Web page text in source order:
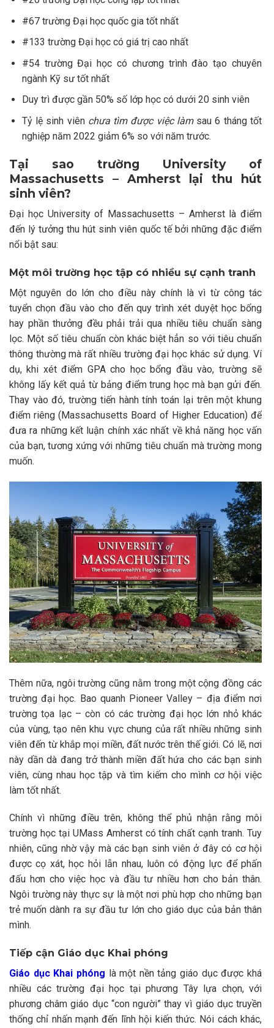
#67 trường Đại học quốc gia tốt nhất
#133 trường Đại học có giá trị cao nhất
#54 trường Đại học có chương trình đào tạo chuyên
ngành Kỹ sư tốt nhất
Duy trì được gần 50% số lớp học có dưới 20 sinh viên
Tỷ lệ sinh viên chưa tìm được việc làmsau 6 tháng tốt
nghiệp năm 2022 giảm 6% so với năm trước.
Tại sao trường University of
Massachusetts – Amherst
lại thu hút
sinh viên?
Đại học University of Massachusetts – Amherst là điểm
đến lý tưởng thu hút sinh viên quốc tế bởi những đặc điểm
nổi bật sau:
Một môi trường học tập có nhiều sự cạnh tranh
Một nguyên do lớn cho điều này chính là vì từ công tác
tuyển chọn đầu vào cho đến quy trình xét duyệt học bổng
hay phần thưởng đều phải trải qua nhiều tiêu chuẩn sàng
lọc. Một số tiêu chuẩn còn khác biệt hẳn so với tiêu chuẩn
thông thường mà rất nhiều trường đại học khác sử dụng. Ví
dụ, khi xét điểm GPA cho học bổng đầu vào, trường sẽ
không lấy kết quả từ bảng điểm trung học mà bạn gửi đến.
Thay vào đó, trường tiến hành tính toán lại trên một khung
điểm riêng (Massachusetts Board of Higher Education) để
đưa ra những kết luận chính xác nhất về khả năng học vấn
của bạn, tương xứng với những tiêu chuẩn mà trường mong
muốn.
Thêm nữa, ngôi trường cũng nằm trong một cộng đồng các
trường đại học. Bao quanh Pioneer Valley – địa điểm nơi
trường tọa lạc – còn có các trường đại học lớn nhỏ khác
của vùng, tạo nên khu vực chung của rất nhiều những sinh
viên đến từ khắp mọi miền, đất nước trên thế giới. Có lẽ, nơi
này dần dà đang trở thành miền đất hứa cho các bạn sinh
viên, cùng nhau học tập và tìm kiếm cho mình cơ hội việc
làm tốt nhất.
Chính vì những điều trên, không thể phủ nhận rằng môi
trường học tại UMass Amherst có tính chất cạnh tranh. Tuy
nhiên, cũng nhờ vậy mà các bạn sinh viên ở đây có cơ hội
được cọ xát, học hỏi lẫn nhau, luôn có động lực để phấn
đấu hơn cho việc học và đầu tư nhiều hơn cho bản thân.
Ngôi trường này thực sự là một nơi phù hợp cho những bạn
trẻ muốn dành ra sự đầu tư lớn cho giáo dục của bản thân
mình.
Tiếp cận Giáo dục Khai phóng
Giáo dục Khai phóng là một nền tảng giáo dục được khá
nhiều các trường đại học tại phương Tây lựa chọn, với
phương châm giáo dục “con người” thay vì giáo dục truyền
thống chỉ nhấn mạnh đến lĩnh hội kiến thức. Nói cách khác,